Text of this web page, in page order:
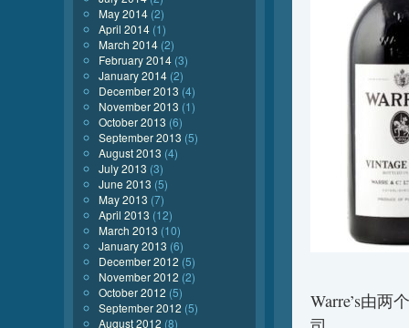
Warre’s由两
May 2014 (2)
April 2014 (1)
March 2014 (2)
February 2014 (3)
January 2014 (2)
December 2013 (4)
November 2013 (1)
October 2013 (6)
September 2013 (5)
August 2013 (4)
July 2013 (3)
June 2013 (5)
May 2013 (7)
April 2013 (12)
March 2013 (10)
January 2013 (6)
December 2012 (5)
November 2012 (2)
October 2012 (5)
September 2012 (5)
August 2012 (8)